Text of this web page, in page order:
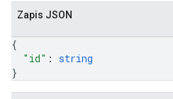
Zapis JSON
{
"id" : string
}